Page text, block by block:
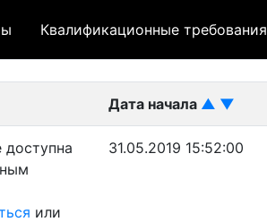
Квалификационные требования
Дата начала ▲ ▼
или
31.05.2019 15:52:00